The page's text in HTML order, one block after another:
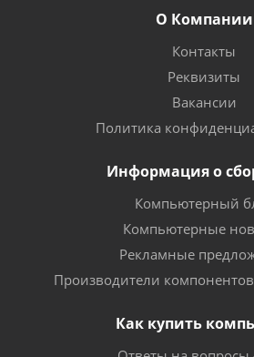
О Компании
Контакты
Реквизиты
Вакансии
Политика
Информация о
Компьютерный
Компьютерные
Рекламные
Производители
Как купить